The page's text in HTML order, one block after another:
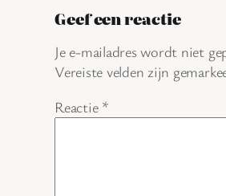
Geef een reactie
Je e-mailadres wordt niet
Vereiste velden zijn
Reactie *